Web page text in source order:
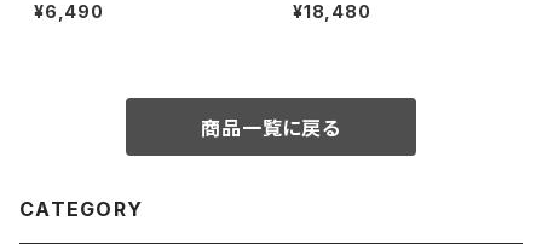
¥6,490 ¥18,480
商品一覧に戻る
CATEGORY